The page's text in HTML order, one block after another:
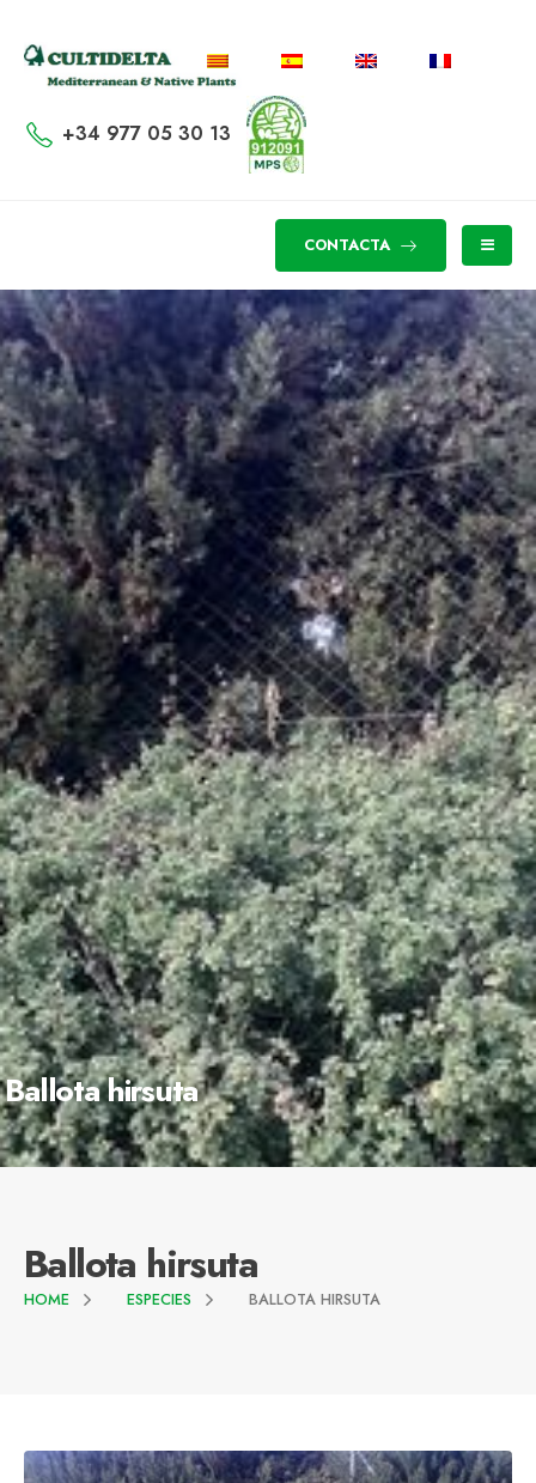
+34 977 05 30 13
CONTACTA
Ballota hirsuta
Ballota hirsuta
HOME ESPECIES BALLOTA HIRSUTA